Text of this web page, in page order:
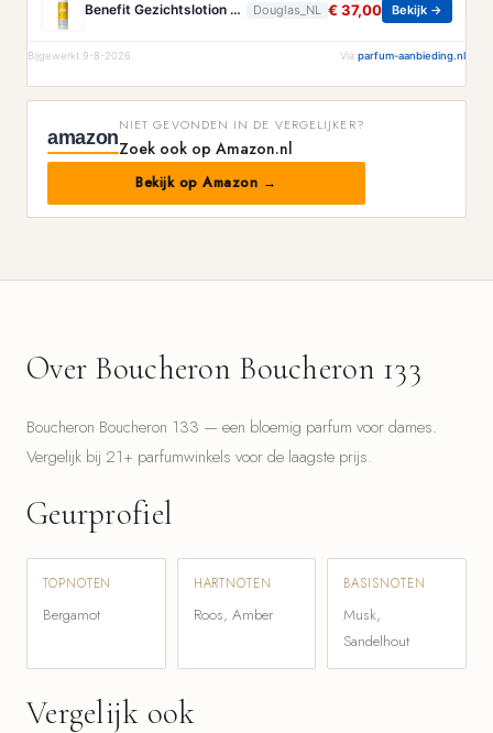
Benefit Gezichtslotion The POREfessional Gezichtstoner Unisex 133ml Douglas_NL € 37,00 Bekijk →
Bijgewerkt 9-8-2026 Via parfum-aanbieding.nl
amazon
NIET GEVONDEN IN DE VERGELIJKER?
Zoek ook op Amazon.nl
Bekijk op Amazon →
Over Boucheron Boucheron 133
Boucheron Boucheron 133 — een bloemig parfum voor dames.
Vergelijk bij 21+ parfumwinkels voor de laagste prijs.
Geurprofiel
TOPNOTEN
Bergamot
HARTNOTEN
Roos, Amber
BASISNOTEN
Musk,
Sandelhout
Vergelijk ook